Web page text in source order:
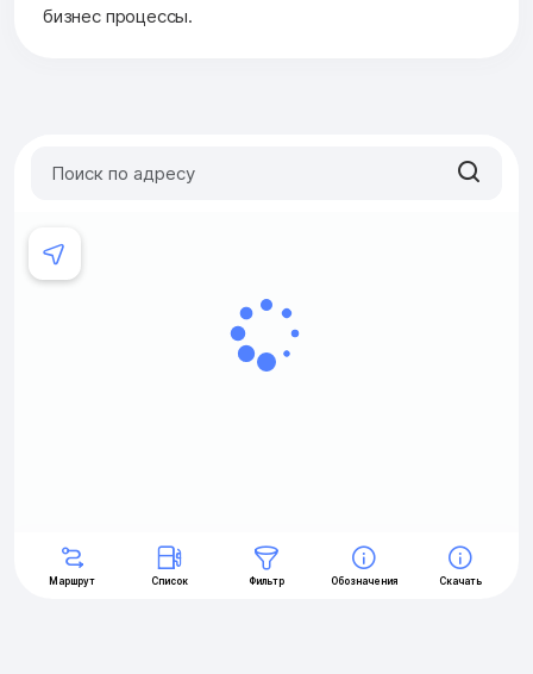
бизнес процессы.